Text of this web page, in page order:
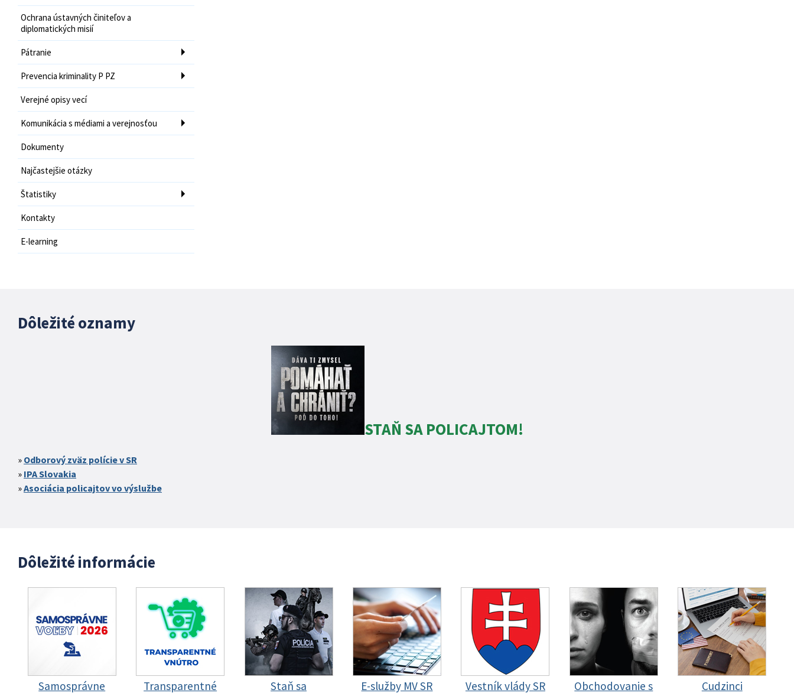
Ochrana ústavných činiteľov a
diplomatických misií
Pátranie
Prevencia kriminality P PZ
Verejné opisy vecí
Komunikácia s médiami a verejnosťou
Dokumenty
Najčastejšie otázky
Štatistiky
Kontakty
E-learning
Dôležité oznamy
STAŇ SA POLICAJTOM!
Odborový zväz polície v SR
IPA Slovakia
Asociácia policajtov vo výslužbe
Dôležité informácie
Samosprávne
Transparentné
Staň sa
E-služby MV SR Vestník vlády SR
Obchodovanie s
Cudzinci